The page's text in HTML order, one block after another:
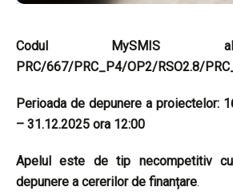
Codul MySMIS
PRC/667/PRC_P4/OP2/RSO2.8/
Perioada de depunere a proiectelor:
– 31.12.2025 ora 12:00
Apelul este de tip necompetitiv
depunere a cererilor de finanțare.